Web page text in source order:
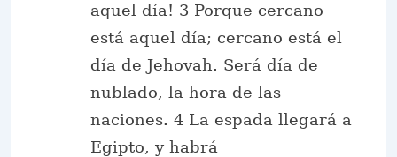
aquel día! 3 Porque cercano
está aquel día; cercano está el
día de Jehovah. Será día de
nublado, la hora de las
naciones. 4 La espada llegará a
Egipto, y habrá